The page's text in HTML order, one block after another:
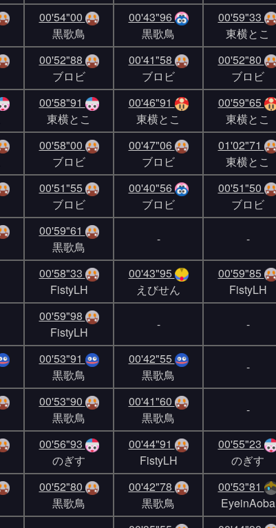
00'54"00
黒歌鳥
00'43"96
黒歌鳥
00'59"33
東横とこ
00'52"88
ブロビ
00'41"58
ブロビ
00'52"80
ブロビ
00'58"91
東横とこ
00'46"91
東横とこ
00'59"65
東横とこ
00'58"00
ブロビ
00'47"06
ブロビ
01'02"71
東横とこ
00'51"55
ブロビ
00'40"56
ブロビ
00'51"50
ブロビ
00'59"61
黒歌鳥
- -
00'58"33
FistyLH
00'43"95
えびせん
00'59"85
FistyLH
00'59"98
FistyLH
- -
00'53"91
黒歌鳥
00'42"55
黒歌鳥
-
00'53"90
黒歌鳥
00'41"60
黒歌鳥
-
00'56"93
のぎす
00'44"91
FistyLH
00'55"23
のぎす
00'52"80
黒歌鳥
00'42"78
黒歌鳥
00'53"81
EyeinAoba